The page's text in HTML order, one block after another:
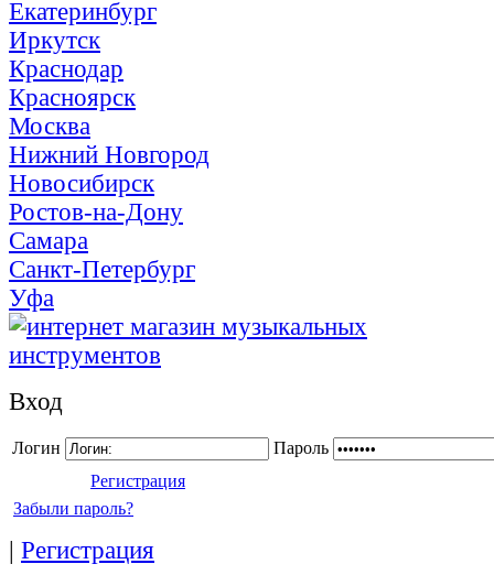
Екатеринбург
Иркутск
Краснодар
Красноярск
Москва
Нижний Новгород
Новосибирск
Ростов-на-Дону
Самара
Санкт-Петербург
Уфа
Вход
Логин
Пароль
Регистрация
Забыли пароль?
| Регистрация